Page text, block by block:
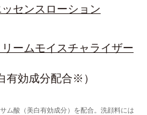
センスローション
ームモイスチャライザー
有効成分配合※）
ム酸（美白有効成分）を配合。洗顔料には